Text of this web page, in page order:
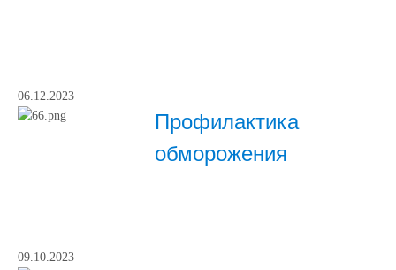
06.12.2023
Профилактика
обморожения
09.10.2023